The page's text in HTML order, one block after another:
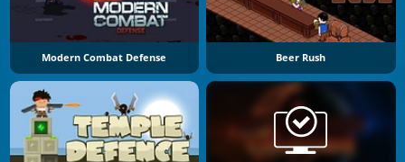
Modern Combat Defense Beer Rush